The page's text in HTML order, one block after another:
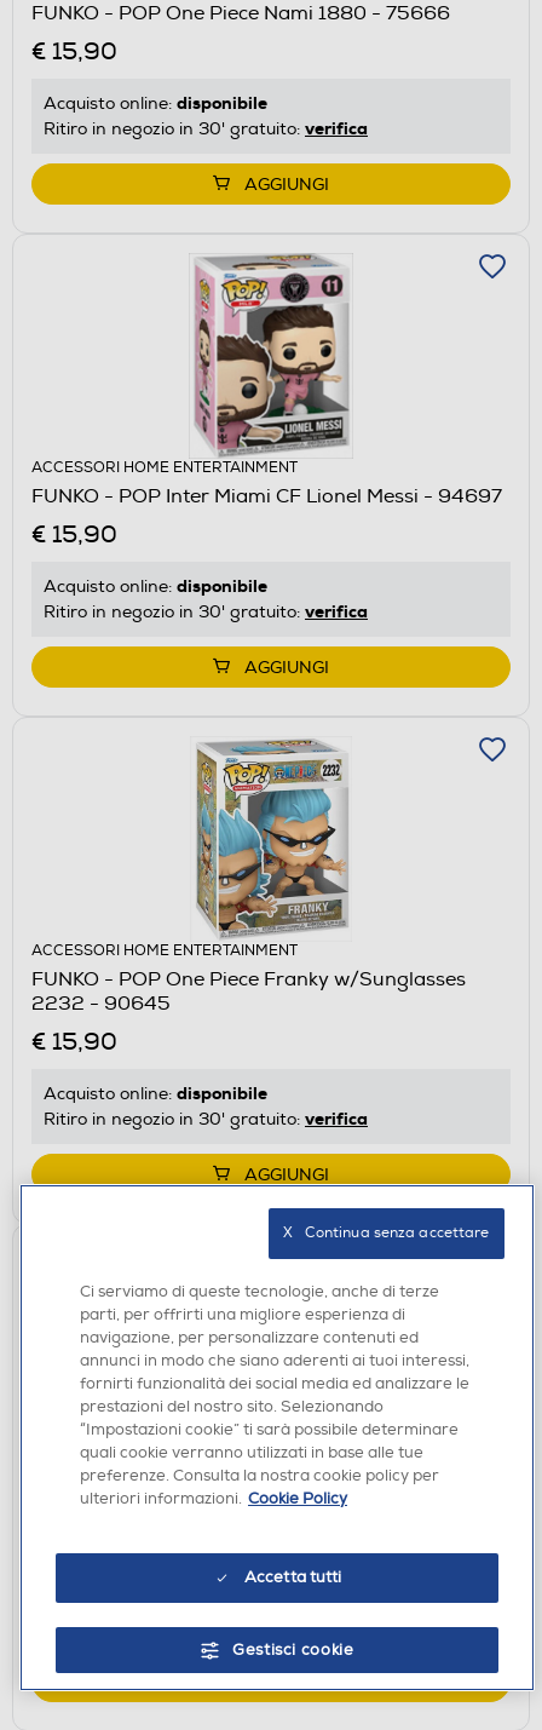
FUNKO - POP One Piece Nami 1880 - 75666
€ 15,90
Acquisto online: disponibile
Ritiro in negozio in 30' gratuito: verifica
AGGIUNGI
ACCESSORI HOME ENTERTAINMENT
FUNKO - POP Inter Miami CF Lionel Messi - 94697
€ 15,90
Acquisto online: disponibile
Ritiro in negozio in 30' gratuito: verifica
AGGIUNGI
ACCESSORI HOME ENTERTAINMENT
FUNKO - POP One Piece Franky w/Sunglasses
2232 - 90645
€ 15,90
Acquisto online: disponibile
Ritiro in negozio in 30' gratuito: verifica
AGGIUNGI
ACCESSORI HOME ENTERTAINMENT
FUNKO - POP Sonic the Hedgehog Amy Rose
w/Hammer - 90834
€ 16,90
Acquisto online:disponibile
Ritiro in negozio in 30' gratuito:verifica
Ci serviamo di queste tecnologie, anche di terze
parti, per offrirti una migliore esperienza di
navigazione, per personalizzare contenuti ed
annunci in modo che siano aderenti ai tuoi interessi,
fornirti funzionalità dei social media ed analizzare le
prestazioni del nostro sito. Selezionando
“Impostazioni cookie” ti sarà possibile determinare
quali cookie verranno utilizzati in base alle tue
preferenze. Consulta la nostra cookie policy per
ulteriori informazioni. Cookie Policy
Accetta tutti
Gestisci cookie
X   Continua senza accettare